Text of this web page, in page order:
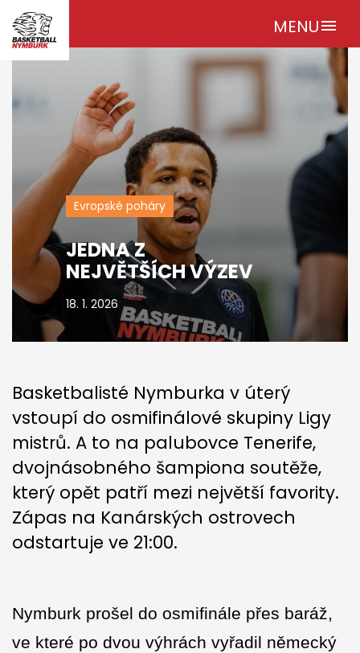
MENUmenu
Evropské poháry
JEDNA Z
NEJVĚTŠÍCH VÝZEV
18. 1. 2026
Basketbalisté Nymburka v úterý
vstoupí do osmifinálové skupiny Ligy
mistrů. A to na palubovce Tenerife,
dvojnásobného šampiona soutěže,
který opět patří mezi největší favority.
Zápas na Kanárských ostrovech
odstartuje ve 21:00.
Nymburk prošel do osmifinále přes baráž,
ve které po dvou výhrách vyřadil německý